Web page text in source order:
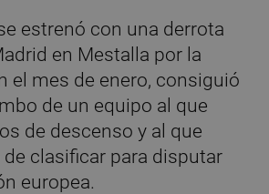
estrenó con una derrota
en Mestalla por la
el mes de enero, consiguió
de un equipo al que
de descenso y al que
clasificar para disputar
europea.